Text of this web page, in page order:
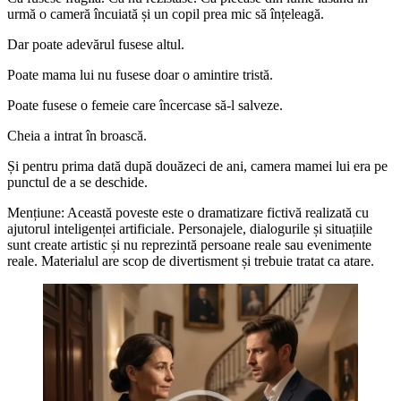
urmă o cameră încuiată și un copil prea mic să înțeleagă.
Dar poate adevărul fusese altul.
Poate mama lui nu fusese doar o amintire tristă.
Poate fusese o femeie care încercase să-l salveze.
Cheia a intrat în broască.
Și pentru prima dată după douăzeci de ani, camera mamei lui era pe
punctul de a se deschide.
Mențiune: Această poveste este o dramatizare fictivă realizată cu
ajutorul inteligenței artificiale. Personajele, dialogurile și situațiile
sunt create artistic și nu reprezintă persoane reale sau evenimente
reale. Materialul are scop de divertisment și trebuie tratat ca atare.